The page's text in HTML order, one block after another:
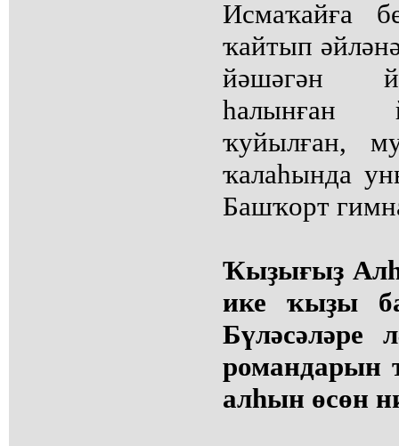
Исмаҡайға
ҡайтып
йәшәгән
һалынған
ҡуйылған,
ҡалаһында
Башҡорт
Ҡыҙығыҙ
ике ҡыҙы
Бүләсәләре
романдарын
алһын өсөн